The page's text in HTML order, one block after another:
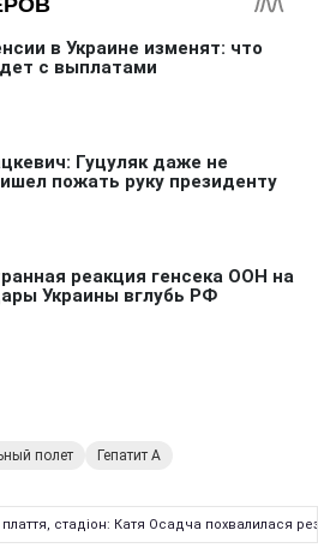
полет Гепатит А
стадіон: Катя Осадча похвалилася